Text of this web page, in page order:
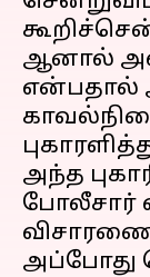
ஆனால்
என்பதால்
அந்த
போலீசார்